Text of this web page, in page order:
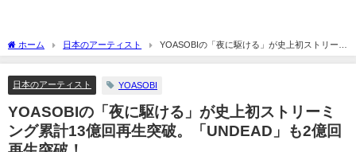
ホーム 日本のアーティスト
YOASOBIの「夜に駆ける」が史上初ストリーミ
ング累計13億回再生突破。「UNDEAD」も2億回再生突破！
日本のアーティスト YOASOBI
YOASOBIの「夜に駆ける」が史上初ストリーミ
ング累計13億回再生突破。「UNDEAD」も2億回